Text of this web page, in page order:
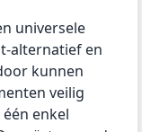
universele
alternatief en
kunnen
veilig
enkel